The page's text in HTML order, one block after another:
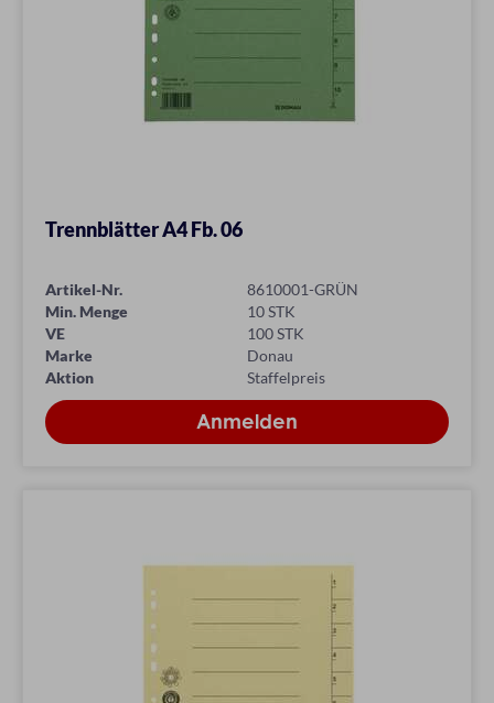
Trennblätter A4 Fb. 06
Artikel-Nr.
8610001-GRÜN
Min. Menge
10 STK
VE
100 STK
Marke
Donau
Aktion
Staffelpreis